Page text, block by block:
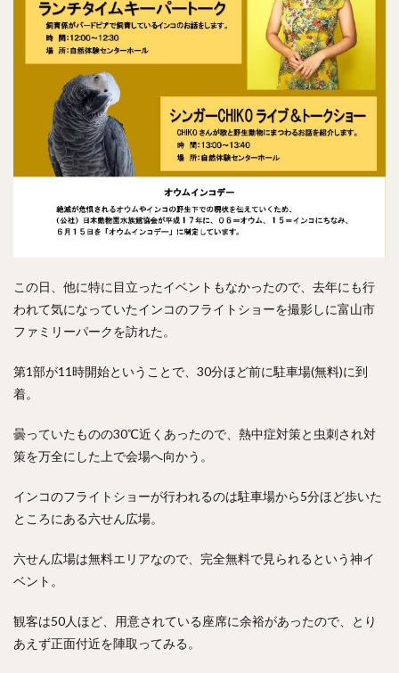
この日、他に特に目立ったイベントもなかったので、去年にも行
われて気になっていたインコのフライトショーを撮影しに富山市
ファミリーパークを訪れた。
第1部が11時開始ということで、30分ほど前に駐車場(無料)に到
着。
曇っていたものの30℃近くあったので、熱中症対策と虫刺され対
策を万全にした上で会場へ向かう。
インコのフライトショーが行われるのは駐車場から5分ほど歩いた
ところにある六せん広場。
六せん広場は無料エリアなので、完全無料で見られるという神イ
ベント。
観客は50人ほど、用意されている座席に余裕があったので、とり
あえず正面付近を陣取ってみる。